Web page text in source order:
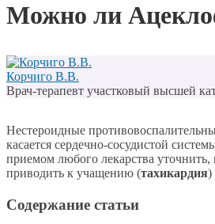
Можно ли
Корчиго В.В.
Врач-терапевт участковый высшей
Нестероидные
касается сердечно-сосудистой
приемом любого лекарства
приводить к учащению (тахикардия)
Содержание статьи